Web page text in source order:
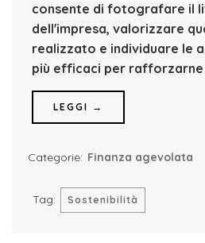
consente di fotografare il
dell'impresa, valorizzare
realizzato e individuare le
più efficaci per
LEGGI →
Categorie: Finanza agevolata
Tag: Sostenibilità